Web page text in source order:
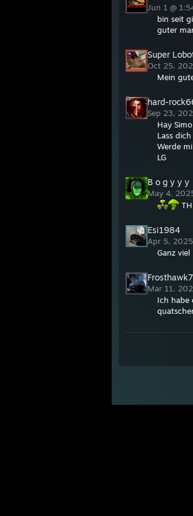
Jun 1 @
bin seit
guter
Super
Oct 25,
Mein
hard-
Sep 23,
Hay
Lass
Werde
LG
B o g y y y
May 4,
Esi1984
Apr 5,
Ganz
Mar 11,
Ich habe